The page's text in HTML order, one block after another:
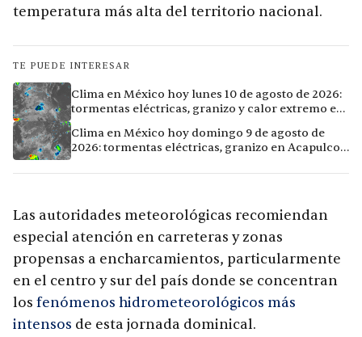
temperatura más alta del territorio nacional.
TE PUEDE INTERESAR
Clima en México hoy lunes 10 de agosto de 2026:
tormentas eléctricas, granizo y calor extremo en
Clima en México hoy domingo 9 de agosto de
2026: tormentas eléctricas, granizo en Acapulco y
Las autoridades meteorológicas recomiendan
especial atención en carreteras y zonas
propensas a encharcamientos, particularmente
en el centro y sur del país donde se concentran
los fenómenos hidrometeorológicos más
intensos de esta jornada dominical.